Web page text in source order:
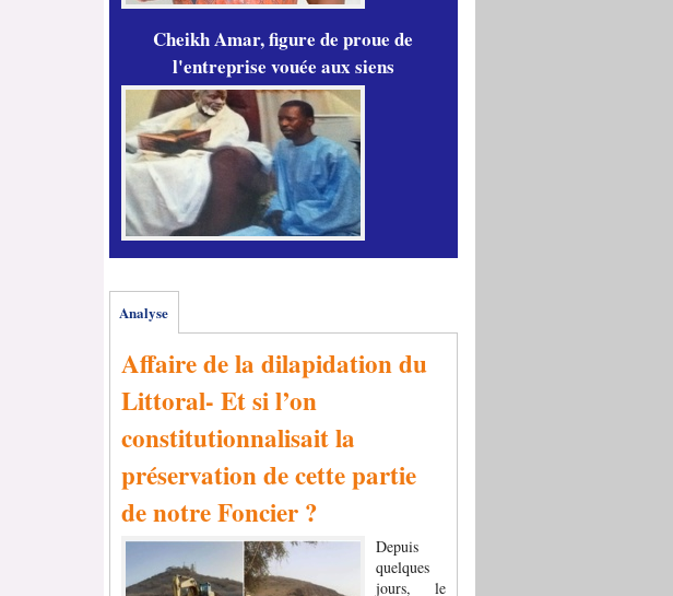
Cheikh Amar, figure de proue de
l'entreprise vouée aux siens
Analyse
Affaire de la dilapidation du
Littoral- Et si l’on
constitutionnalisait la
préservation de cette partie
de notre Foncier ?
Depuis
quelques
jours, le